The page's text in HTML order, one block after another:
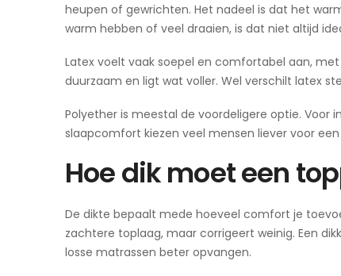
heupen of gewrichten. Het nadeel is dat het
warm hebben of veel draaien, is dat niet altijd
Latex voelt vaak soepel en comfortabel aan,
duurzaam en ligt wat voller. Wel verschilt latex
Polyether is meestal de voordeligere optie. Voor
slaapcomfort kiezen veel mensen liever voor
Hoe dik moet een
De dikte bepaalt mede hoeveel comfort je
zachtere toplaag, maar corrigeert weinig. Een
losse matrassen beter opvangen.